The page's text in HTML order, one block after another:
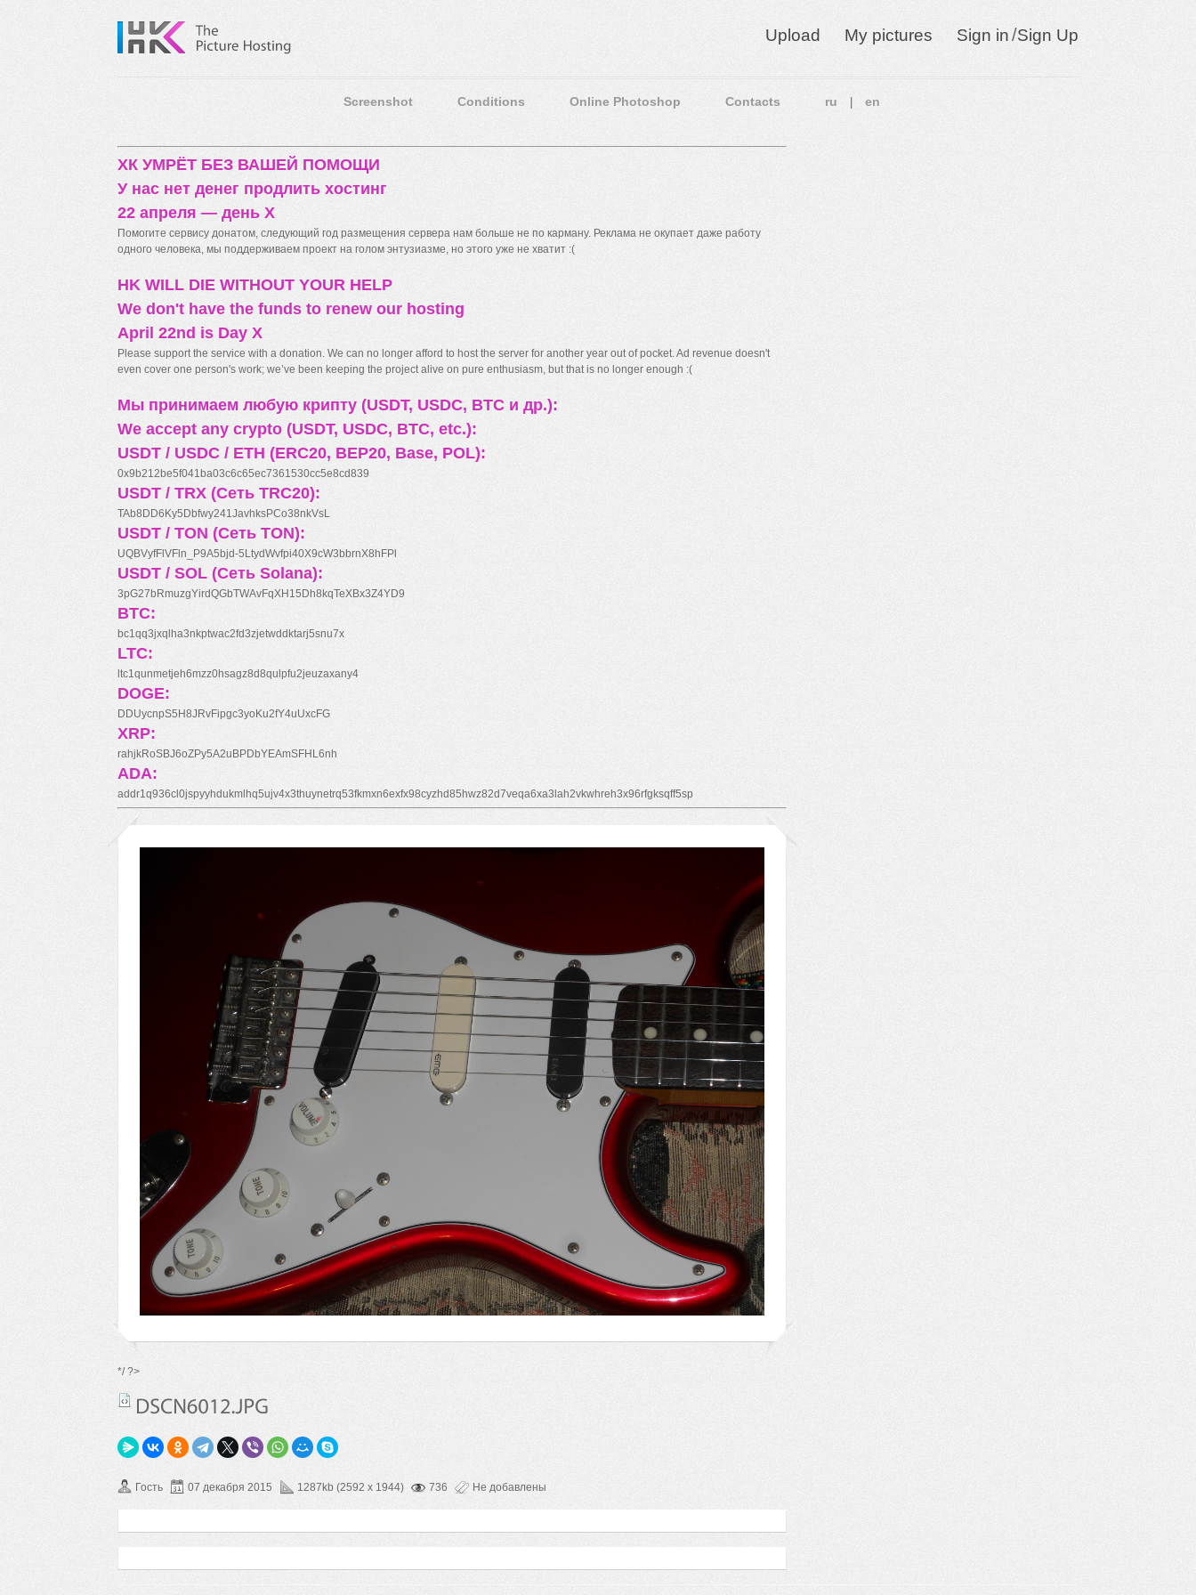
Upload My pictures Sign in/Sign Up
Screenshot Conditions Online Photoshop Contacts ru en
ХК УМРЁТ БЕЗ ВАШЕЙ ПОМОЩИ
У нас нет денег продлить хостинг
22 апреля — день X
Помогите сервису донатом, следующий год размещения сервера нам больше не по карману. Реклама не окупает даже работу
одного человека, мы поддерживаем проект на голом энтузиазме, но этого уже не хватит :(
HK WILL DIE WITHOUT YOUR HELP
We don't have the funds to renew our hosting
April 22nd is Day X
Please support the service with a donation. We can no longer afford to host the server for another year out of pocket. Ad revenue doesn't
even cover one person's work; we’ve been keeping the project alive on pure enthusiasm, but that is no longer enough :(
Мы принимаем любую крипту (USDT, USDC, BTC и др.):
We accept any crypto (USDT, USDC, BTC, etc.):
USDT / USDC / ETH (ERC20, BEP20, Base, POL):
0x9b212be5f041ba03c6c65ec7361530cc5e8cd839
USDT / TRX (Сеть TRC20):
TAb8DD6Ky5Dbfwy241JavhksPCo38nkVsL
USDT / TON (Сеть TON):
UQBVyfFlVFln_P9A5bjd-5LtydWvfpi40X9cW3bbrnX8hFPl
USDT / SOL (Сеть Solana):
3pG27bRmuzgYirdQGbTWAvFqXH15Dh8kqTeXBx3Z4YD9
BTC:
bc1qq3jxqlha3nkptwac2fd3zjetwddktarj5snu7x
LTC:
ltc1qunmetjeh6mzz0hsagz8d8qulpfu2jeuzaxany4
DOGE:
DDUycnpS5H8JRvFipgc3yoKu2fY4uUxcFG
XRP:
rahjkRoSBJ6oZPy5A2uBPDbYEAmSFHL6nh
ADA:
addr1q936cl0jspyyhdukmlhq5ujv4x3thuynetrq53fkmxn6exfx98cyzhd85hwz82d7veqa6xa3lah2vkwhreh3x96rfgksqff5sp
*/ ?>
Гость 07 декабря 2015 1287kb (2592 x 1944) 736 Не добавлены